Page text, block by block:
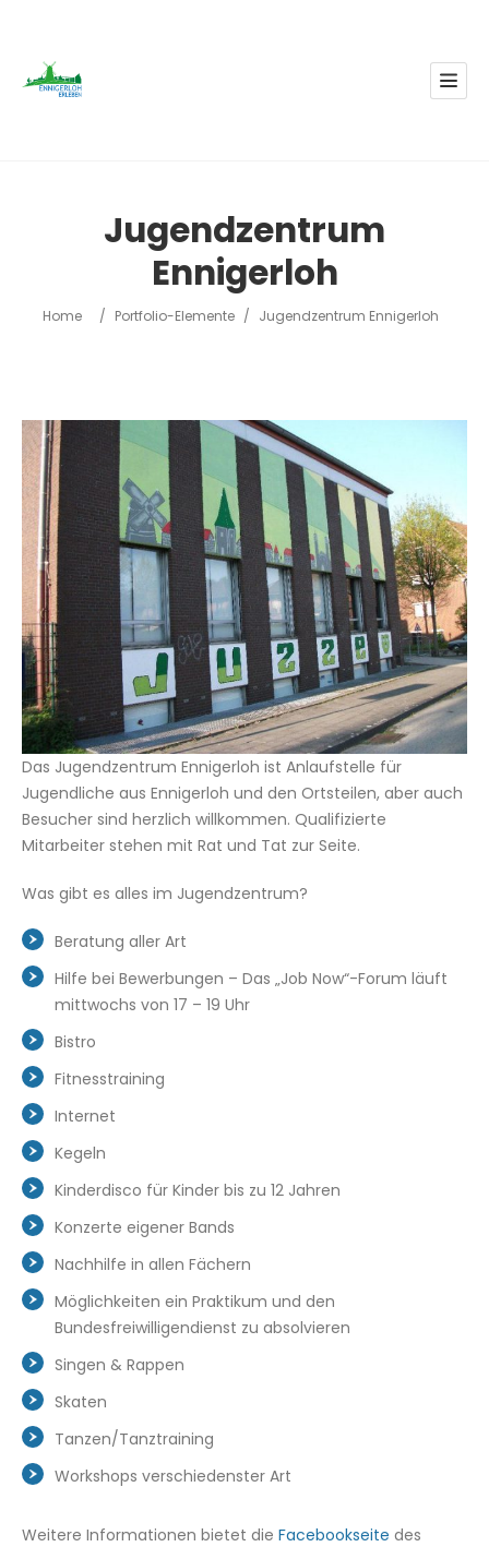
Jugendzentrum
Ennigerloh
Home / Portfolio-Elemente / Jugendzentrum Ennigerloh
Das Jugendzentrum Ennigerloh ist Anlaufstelle für
Jugendliche aus Ennigerloh und den Ortsteilen, aber auch
Besucher sind herzlich willkommen. Qualifizierte
Mitarbeiter stehen mit Rat und Tat zur Seite.
Was gibt es alles im Jugendzentrum?
Beratung aller Art
Hilfe bei Bewerbungen – Das „Job Now“-Forum läuft
mittwochs von 17 – 19 Uhr
Bistro
Fitnesstraining
Internet
Kegeln
Kinderdisco für Kinder bis zu 12 Jahren
Konzerte eigener Bands
Nachhilfe in allen Fächern
Möglichkeiten ein Praktikum und den
Bundesfreiwilligendienst zu absolvieren
Singen & Rappen
Skaten
Tanzen/Tanztraining
Workshops verschiedenster Art
Weitere Informationen bietet die Facebookseite des